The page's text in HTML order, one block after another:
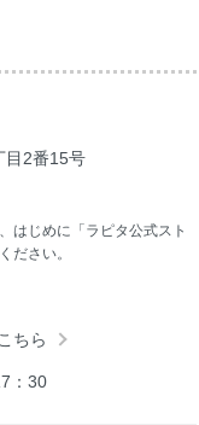
目2番15号
はじめに「ラピタ公式スト
ださい。
ちら
：30